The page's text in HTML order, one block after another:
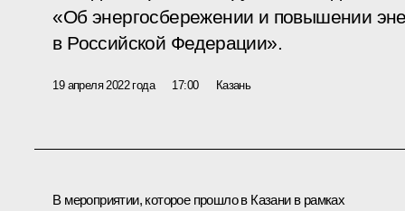
«Об энергосбережении и повышении
в Российской Федерации».
19 апреля 2022 года 17:00 Казань
В мероприятии, которое прошло в Казани в рамках